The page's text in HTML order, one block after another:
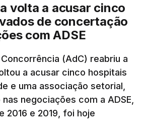
volta a acusar cinco
de concertação
com ADSE
(AdC) reabriu a
a acusar cinco hospitais
e uma associação setorial,
negociações com a ADSE,
2016 e 2019, foi hoje